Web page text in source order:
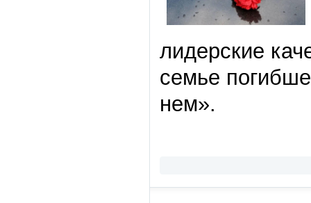
лидерские
семье
нем».